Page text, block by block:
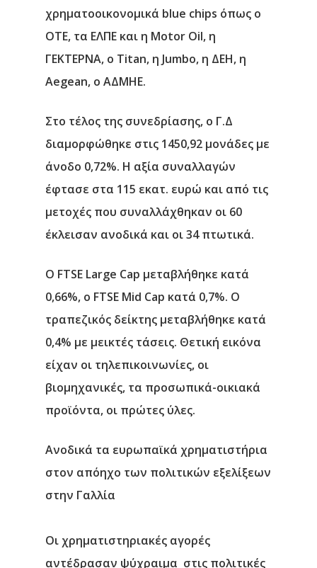
χρηματοοικονομικά blue chips όπως ο
ΟΤΕ, τα ΕΛΠΕ και η Motor Oil, η
ΓΕΚΤΕΡΝΑ, ο Titan, η Jumbo, η ΔΕΗ, η
Aegean, o ΑΔΜΗΕ.
Στο τέλος της συνεδρίασης, ο Γ.Δ
διαμορφώθηκε στις 1450,92 μονάδες με
άνοδο 0,72%. Η αξία συναλλαγών
έφτασε στα 115 εκατ. ευρώ και από τις
μετοχές που συναλλάχθηκαν οι 60
έκλεισαν ανοδικά και οι 34 πτωτικά.
Ο FTSE Large Cap μεταβλήθηκε κατά
0,66%, ο FTSE Mid Cap κατά 0,7%. Ο
τραπεζικός δείκτης μεταβλήθηκε κατά
0,4% με μεικτές τάσεις. Θετική εικόνα
είχαν οι τηλεπικοινωνίες, οι
βιομηχανικές, τα προσωπικά-οικιακά
προϊόντα, οι πρώτες ύλες.
Ανοδικά τα ευρωπαϊκά χρηματιστήρια
στον απόηχο των πολιτικών εξελίξεων
στην Γαλλία
Οι χρηματιστηριακές αγορές
αντέδρασαν ψύχραιμα στις πολιτικές
Αρχική
Υπηρεσίες
Νέα
Επικοινωνία